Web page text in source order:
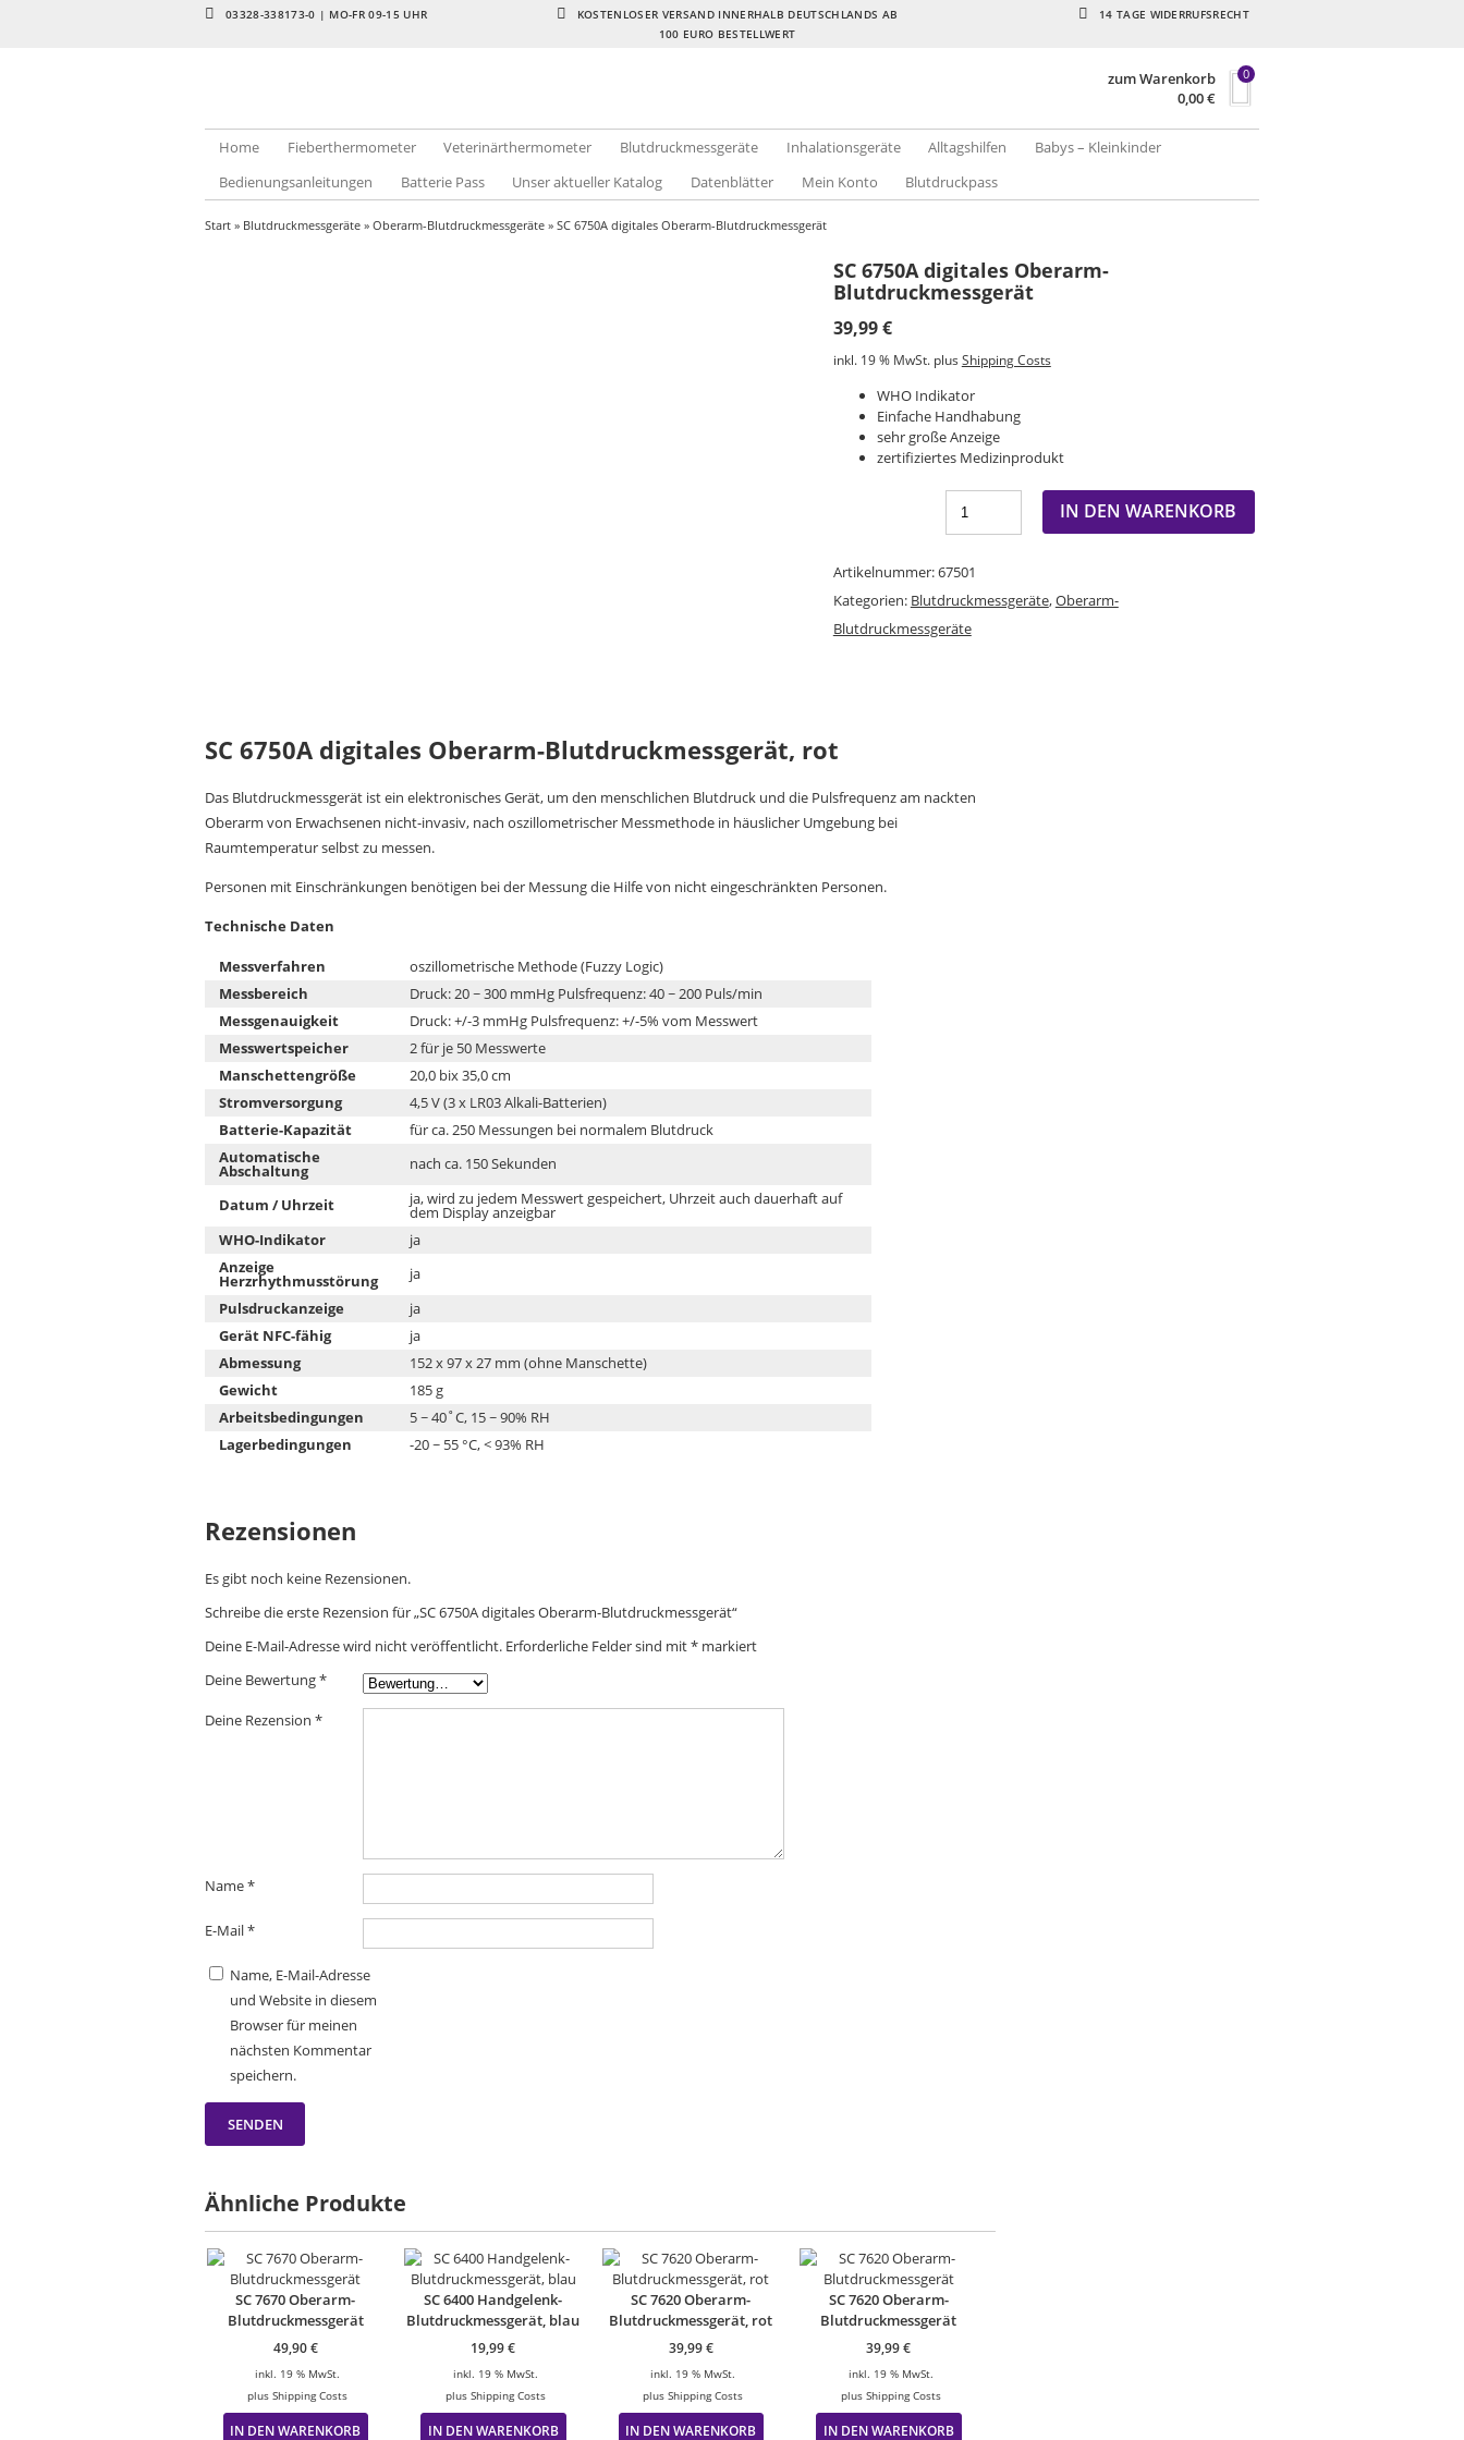
03328-338173-0 | MO-FR 09-15 UHR
KOSTENLOSER VERSAND INNERHALB DEUTSCHLANDS AB
100 EURO BESTELLWERT
14 TAGE WIDERRUFSRECHT
zum Warenkorb
0,00€
0
Home Fieberthermometer Veterinärthermometer Blutdruckmessgeräte Inhalationsgeräte Alltagshilfen
Babys – Kleinkinder
Bedienungsanleitungen
Batterie Pass Unser aktueller Katalog Datenblätter Mein Konto Blutdruckpass
Start » Blutdruckmessgeräte » Oberarm-Blutdruckmessgeräte » SC 6750A digitales Oberarm-Blutdruckmessgerät
SC 6750A digitales Oberarm-
Blutdruckmessgerät
39,99€
inkl. 19 % MwSt. plus Shipping Costs
WHO Indikator
Einfache Handhabung
sehr große Anzeige
zertifiziertes Medizinprodukt
IN DEN WARENKORB
Artikelnummer:67501
Kategorien: Blutdruckmessgeräte,Oberarm-
Blutdruckmessgeräte
SC 6750A digitales Oberarm-Blutdruckmessgerät, rot
Das Blutdruckmessgerät ist ein elektronisches Gerät, um den menschlichen Blutdruck und die Pulsfrequenz am nackten
Oberarm von Erwachsenen nicht-invasiv, nach oszillometrischer Messmethode in häuslicher Umgebung bei
Raumtemperatur selbst zu messen.
Personen mit Einschränkungen benötigen bei der Messung die Hilfe von nicht eingeschränkten Personen.
Technische Daten
Messverfahren
oszillometrische Methode (Fuzzy Logic)
Messbereich
Druck: 20 ~ 300 mmHg Pulsfrequenz: 40 ~ 200 Puls/min
Messgenauigkeit
Druck: +/-3 mmHg Pulsfrequenz: +/-5% vom Messwert
Messwertspeicher
2 für je 50 Messwerte
Manschettengröße
20,0 bix 35,0 cm
Stromversorgung
4,5 V (3 x LR03 Alkali-Batterien)
Batterie-Kapazität
für ca. 250 Messungen bei normalem Blutdruck
Automatische
Abschaltung nach ca. 150 Sekunden
Datum / Uhrzeit ja, wird zu jedem Messwert gespeichert, Uhrzeit auch dauerhaft auf
dem Display anzeigbar
WHO-Indikator
ja
Anzeige
Herzrhythmusstörung
ja
Pulsdruckanzeige
ja
Gerät NFC-fähig
ja
Abmessung
152 x 97 x 27 mm (ohne Manschette)
Gewicht
185 g
Arbeitsbedingungen
5 ~ 40˚C, 15 ~ 90% RH
Lagerbedingungen
-20 ~ 55 °C, < 93% RH
Rezensionen
Es gibt noch keine Rezensionen.
Schreibe die erste Rezension für „SC 6750A digitales Oberarm-Blutdruckmessgerät“
Deine E-Mail-Adresse wird nicht veröffentlicht. Erforderliche Felder sind mit* markiert
Deine Bewertung*
Deine Rezension *
Name*
E-Mail*
Name, E-Mail-Adresse
und Website in diesem
Browser für meinen
nächsten Kommentar
speichern.
Ähnliche Produkte
SC 7670 Oberarm-
Blutdruckmessgerät
49,90€
inkl. 19 % MwSt.
plusShipping Costs
IN DEN WARENKORB
SC 6400 Handgelenk-
Blutdruckmessgerät, blau
19,99€
inkl. 19 % MwSt.
plus Shipping Costs
IN DEN WARENKORB
SC 7620 Oberarm-
Blutdruckmessgerät, rot
39,99€
inkl. 19 % MwSt.
plusShipping Costs
IN DEN WARENKORB
SC 7620 Oberarm-
Blutdruckmessgerät
39,99€
inkl. 19 % MwSt.
plus Shipping Costs
IN DEN WARENKORB